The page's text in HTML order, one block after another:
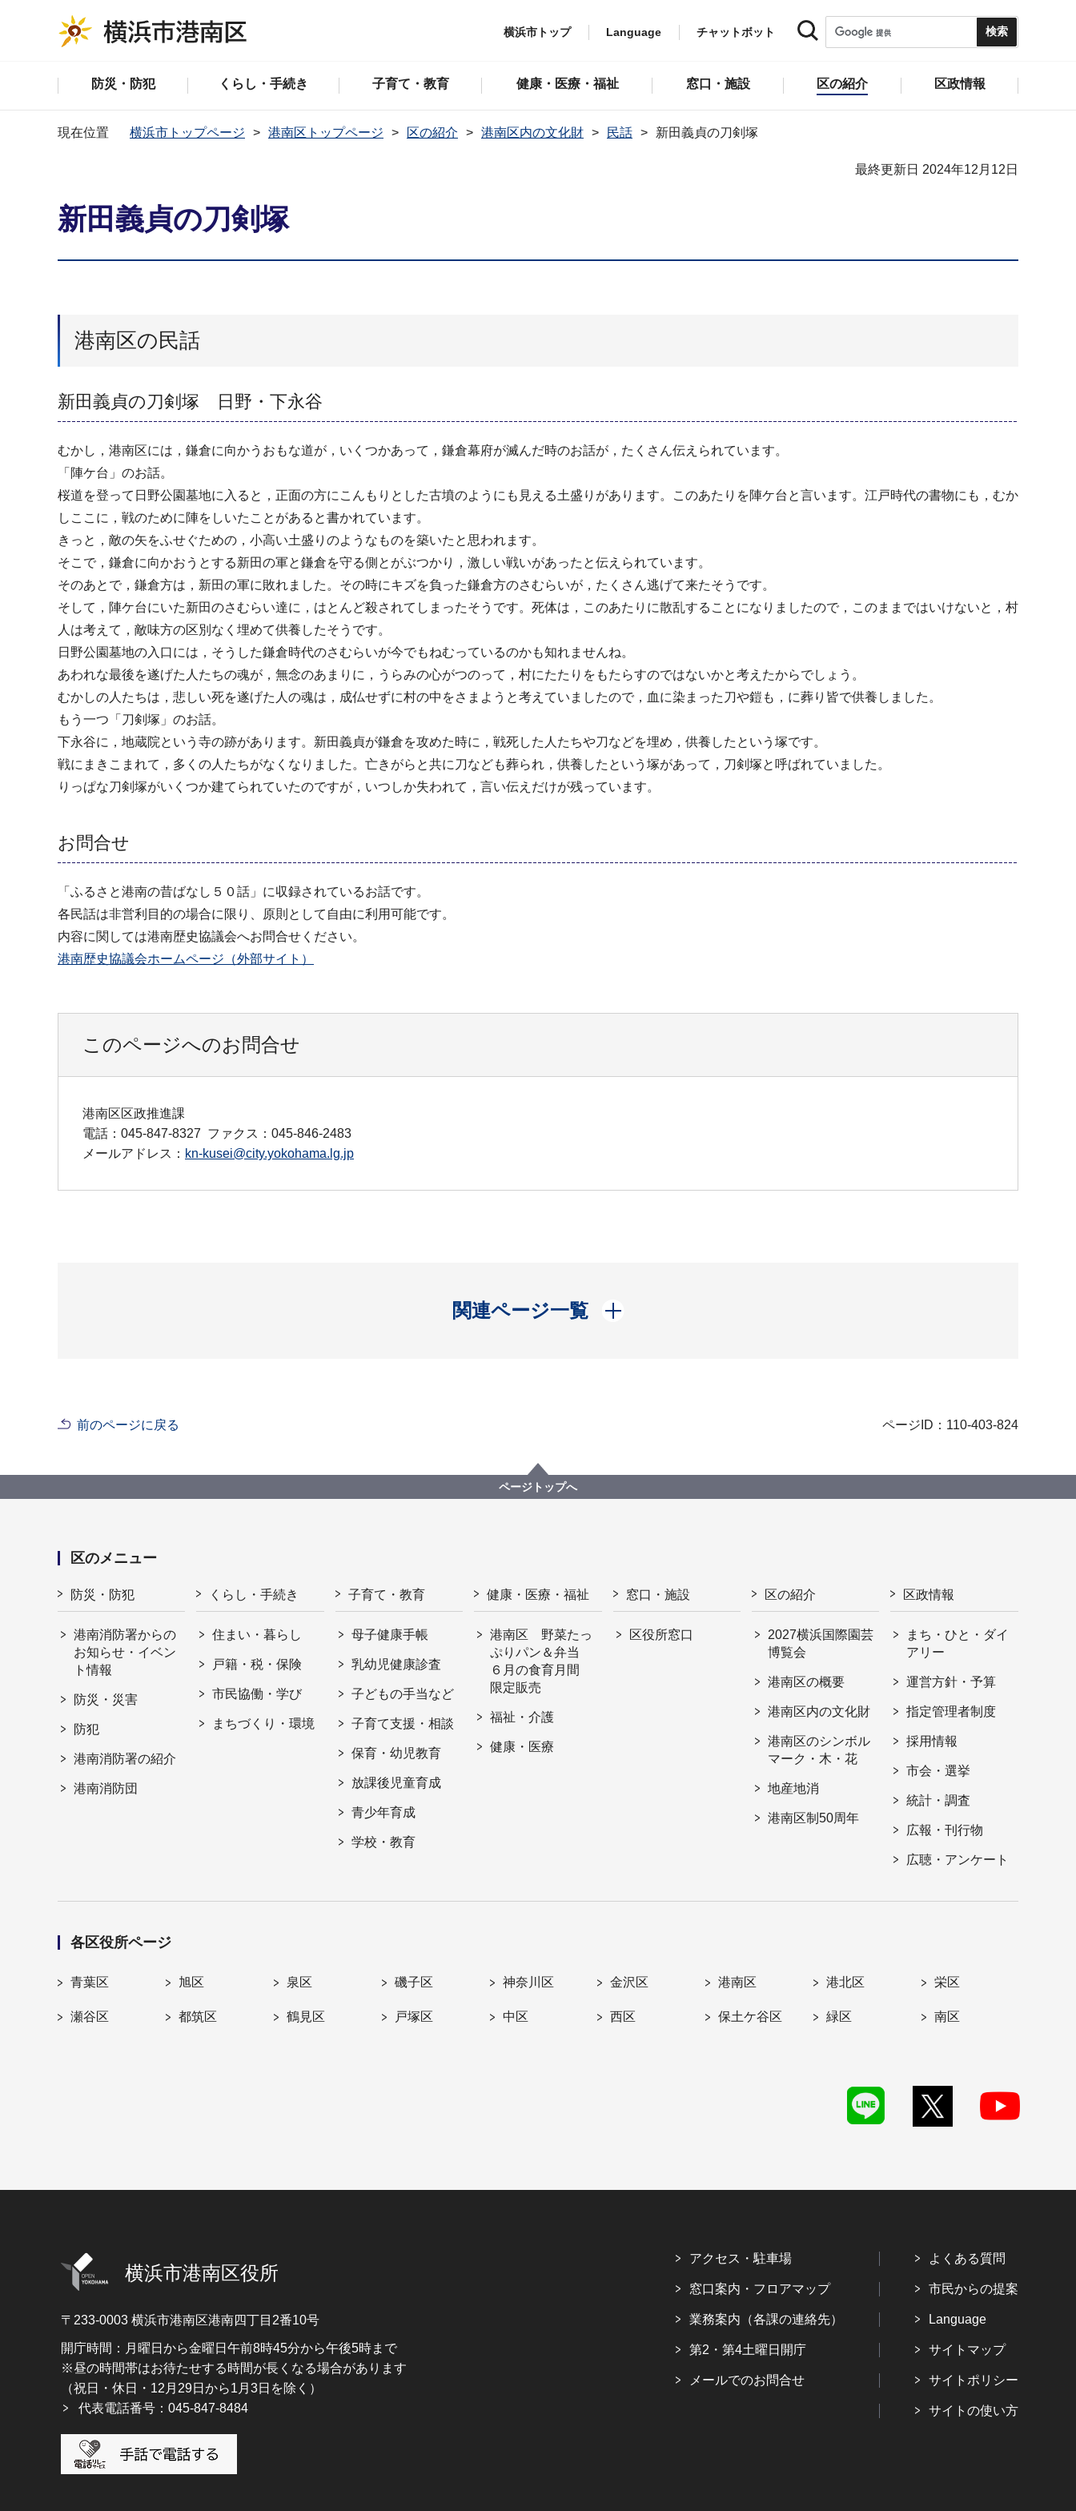
横浜市トップ Language チャットボット
防災・防犯 くらし・手続き 子育て・教育 健康・医療・福祉 窓口・施設 区の紹介 区政情報
現在位置 横浜市トップページ 港南区トップページ 区の紹介 港南区内の文化財 民話 新田義貞の刀剣塚
最終更新日 2024年12月12日
新田義貞の刀剣塚
港南区の民話
新田義貞の刀剣塚 日野・下永谷
むかし，港南区には，鎌倉に向かうおもな道が，いくつかあって，鎌倉幕府が滅んだ時のお話が，たくさん伝えられています。
「陣ケ台」のお話。
桜道を登って日野公園墓地に入ると，正面の方にこんもりとした古墳のようにも見える土盛りがあります。このあたりを陣ケ台と言います。江戸時代の書物にも，むか
しここに，戦のために陣をしいたことがあると書かれています。
きっと，敵の矢をふせぐための，小高い土盛りのようなものを築いたと思われます。
そこで，鎌倉に向かおうとする新田の軍と鎌倉を守る側とがぶつかり，激しい戦いがあったと伝えられています。
そのあとで，鎌倉方は，新田の軍に敗れました。その時にキズを負った鎌倉方のさむらいが，たくさん逃げて来たそうです。
そして，陣ケ台にいた新田のさむらい達に，はとんど殺されてしまったそうです。死体は，このあたりに散乱することになりましたので，このままではいけないと，村
人は考えて，敵味方の区別なく埋めて供養したそうです。
日野公園墓地の入口には，そうした鎌倉時代のさむらいが今でもねむっているのかも知れませんね。
あわれな最後を遂げた人たちの魂が，無念のあまりに，うらみの心がつのって，村にたたりをもたらすのではないかと考えたからでしょう。
むかしの人たちは，悲しい死を遂げた人の魂は，成仏せずに村の中をさまようと考えていましたので，血に染まった刀や鎧も，に葬り皆で供養しました。
もう一つ「刀剣塚」のお話。
下永谷に，地蔵院という寺の跡があります。新田義貞が鎌倉を攻めた時に，戦死した人たちや刀などを埋め，供養したという塚です。
戦にまきこまれて，多くの人たちがなくなりました。亡きがらと共に刀なども葬られ，供養したという塚があって，刀剣塚と呼ばれていました。
りっぱな刀剣塚がいくつか建てられていたのですが，いつしか失われて，言い伝えだけが残っています。
お問合せ
「ふるさと港南の昔ばなし５０話」に収録されているお話です。
各民話は非営利目的の場合に限り、原則として自由に利用可能です。
内容に関しては港南歴史協議会へお問合せください。
港南歴史協議会ホームページ（外部サイト）
このページへのお問合せ
港南区区政推進課
電話：045-847-8327 ファクス：045-846-2483
メールアドレス： kn-kusei@city.yokohama.lg.jp
関連ページ一覧
開く
前のページに戻る ページID：110-403-824
ページトップへ
区のメニュー
防災・防犯
港南消防署からの
お知らせ・イベン
ト情報
防災・災害
防犯
港南消防署の紹介
港南消防団
くらし・手続き
住まい・暮らし
戸籍・税・保険
市民協働・学び
まちづくり・環境
子育て・教育
母子健康手帳
乳幼児健康診査
子どもの手当など
子育て支援・相談
保育・幼児教育
放課後児童育成
青少年育成
学校・教育
健康・医療・福祉
港南区 野菜たっ
ぷりパン＆弁当
６月の食育月間
限定販売
福祉・介護
健康・医療
窓口・施設
区役所窓口
区の紹介
2027横浜国際園芸
博覧会
港南区の概要
港南区内の文化財
港南区のシンボル
マーク・木・花
地産地消
港南区制50周年
区政情報
まち・ひと・ダイ
アリー
運営方針・予算
指定管理者制度
採用情報
市会・選挙
統計・調査
広報・刊行物
広聴・アンケート
各区役所ページ
青葉区 旭区 泉区 磯子区 神奈川区 金沢区 港南区 港北区 栄区
瀬谷区 都筑区 鶴見区 戸塚区 中区 西区 保土ケ谷区 緑区 南区
横浜市港南区役所
〒233-0003 横浜市港南区港南四丁目2番10号
開庁時間：月曜日から金曜日午前8時45分から午後5時まで
※昼の時間帯はお待たせする時間が長くなる場合があります
（祝日・休日・12月29日から1月3日を除く）
代表電話番号：045-847-8484
アクセス・駐車場
窓口案内・フロアマップ
業務案内（各課の連絡先）
第2・第4土曜日開庁
メールでのお問合せ
よくある質問
市民からの提案
Language
サイトマップ
サイトポリシー
サイトの使い方